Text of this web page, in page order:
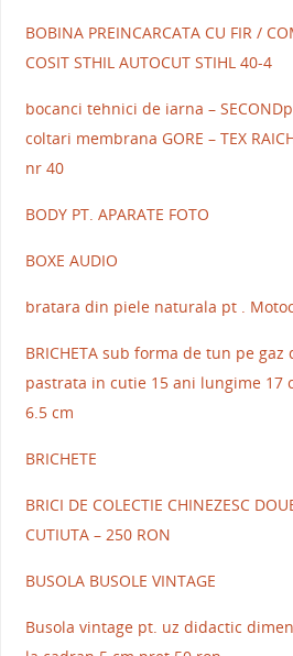
BOBINA PREINCARCATA CU FIR /
COSIT STHIL AUTOCUT STIHL 40-4
bocanci tehnici de iarna –
coltari membrana GORE – TEX
nr 40
BODY PT. APARATE FOTO
BOXE AUDIO
bratara din piele naturala pt .
BRICHETA sub forma de tun pe
pastrata in cutie 15 ani lungime 17
6.5 cm
BRICHETE
BRICI DE COLECTIE CHINEZESC
CUTIUTA – 250 RON
BUSOLA BUSOLE VINTAGE
Busola vintage pt. uz didactic